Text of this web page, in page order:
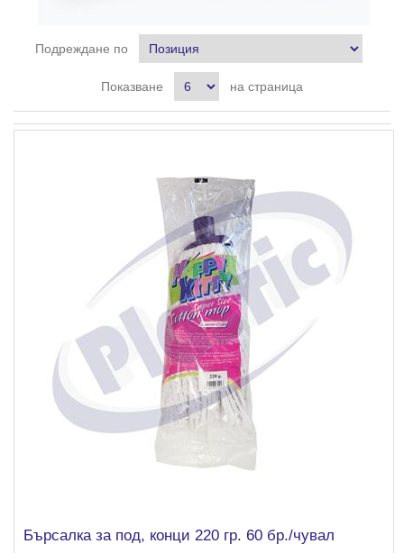
Подреждане по
Показване на страница
Бърсалка за под, конци 220 гр. 60 бр./чувал